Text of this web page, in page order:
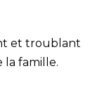
et troublant
la famille.